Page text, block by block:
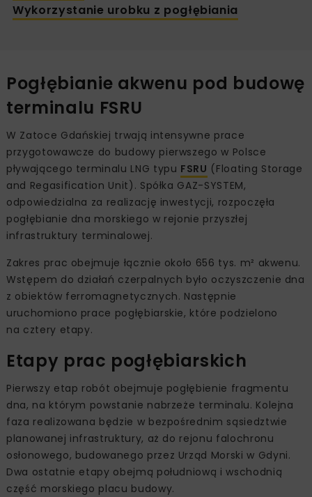
Wykorzystanie urobku z pogłębiania
Pogłębianie akwenu pod budowę
terminalu FSRU
W Zatoce Gdańskiej trwają intensywne prace
przygotowawcze do budowy pierwszego w Polsce
pływającego terminalu LNG typu FSRU (Floating Storage
and Regasification Unit). Spółka GAZ-SYSTEM,
odpowiedzialna za realizację inwestycji, rozpoczęła
pogłębianie dna morskiego w rejonie przyszłej
infrastruktury terminalowej.
Zakres prac obejmuje łącznie około 656 tys. m² akwenu.
Wstępem do działań czerpalnych było oczyszczenie dna
z obiektów ferromagnetycznych. Następnie
uruchomiono prace pogłębiarskie, które podzielono
na cztery etapy.
Etapy prac pogłębiarskich
Pierwszy etap robót obejmuje pogłębienie fragmentu
dna, na którym powstanie nabrzeże terminalu. Kolejna
faza realizowana będzie w bezpośrednim sąsiedztwie
planowanej infrastruktury, aż do rejonu falochronu
osłonowego, budowanego przez Urząd Morski w Gdyni.
Dwa ostatnie etapy obejmą południową i wschodnią
część morskiego placu budowy.